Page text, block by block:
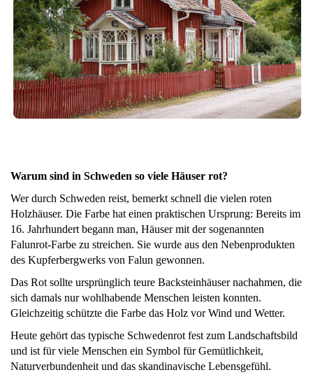
Warum sind in Schweden so viele Häuser rot?
Wer durch Schweden reist, bemerkt schnell die vielen roten
Holzhäuser. Die Farbe hat einen praktischen Ursprung: Bereits im
16. Jahrhundert begann man, Häuser mit der sogenannten
Falunrot-Farbe zu streichen. Sie wurde aus den Nebenprodukten
des Kupferbergwerks von Falun gewonnen.
Das Rot sollte ursprünglich teure Backsteinhäuser nachahmen, die
sich damals nur wohlhabende Menschen leisten konnten.
Gleichzeitig schützte die Farbe das Holz vor Wind und Wetter.
Heute gehört das typische Schwedenrot fest zum Landschaftsbild
und ist für viele Menschen ein Symbol für Gemütlichkeit,
Naturverbundenheit und das skandinavische Lebensgefühl.